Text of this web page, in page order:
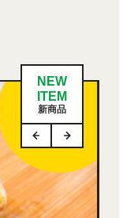
NEW
ITEM
新商品